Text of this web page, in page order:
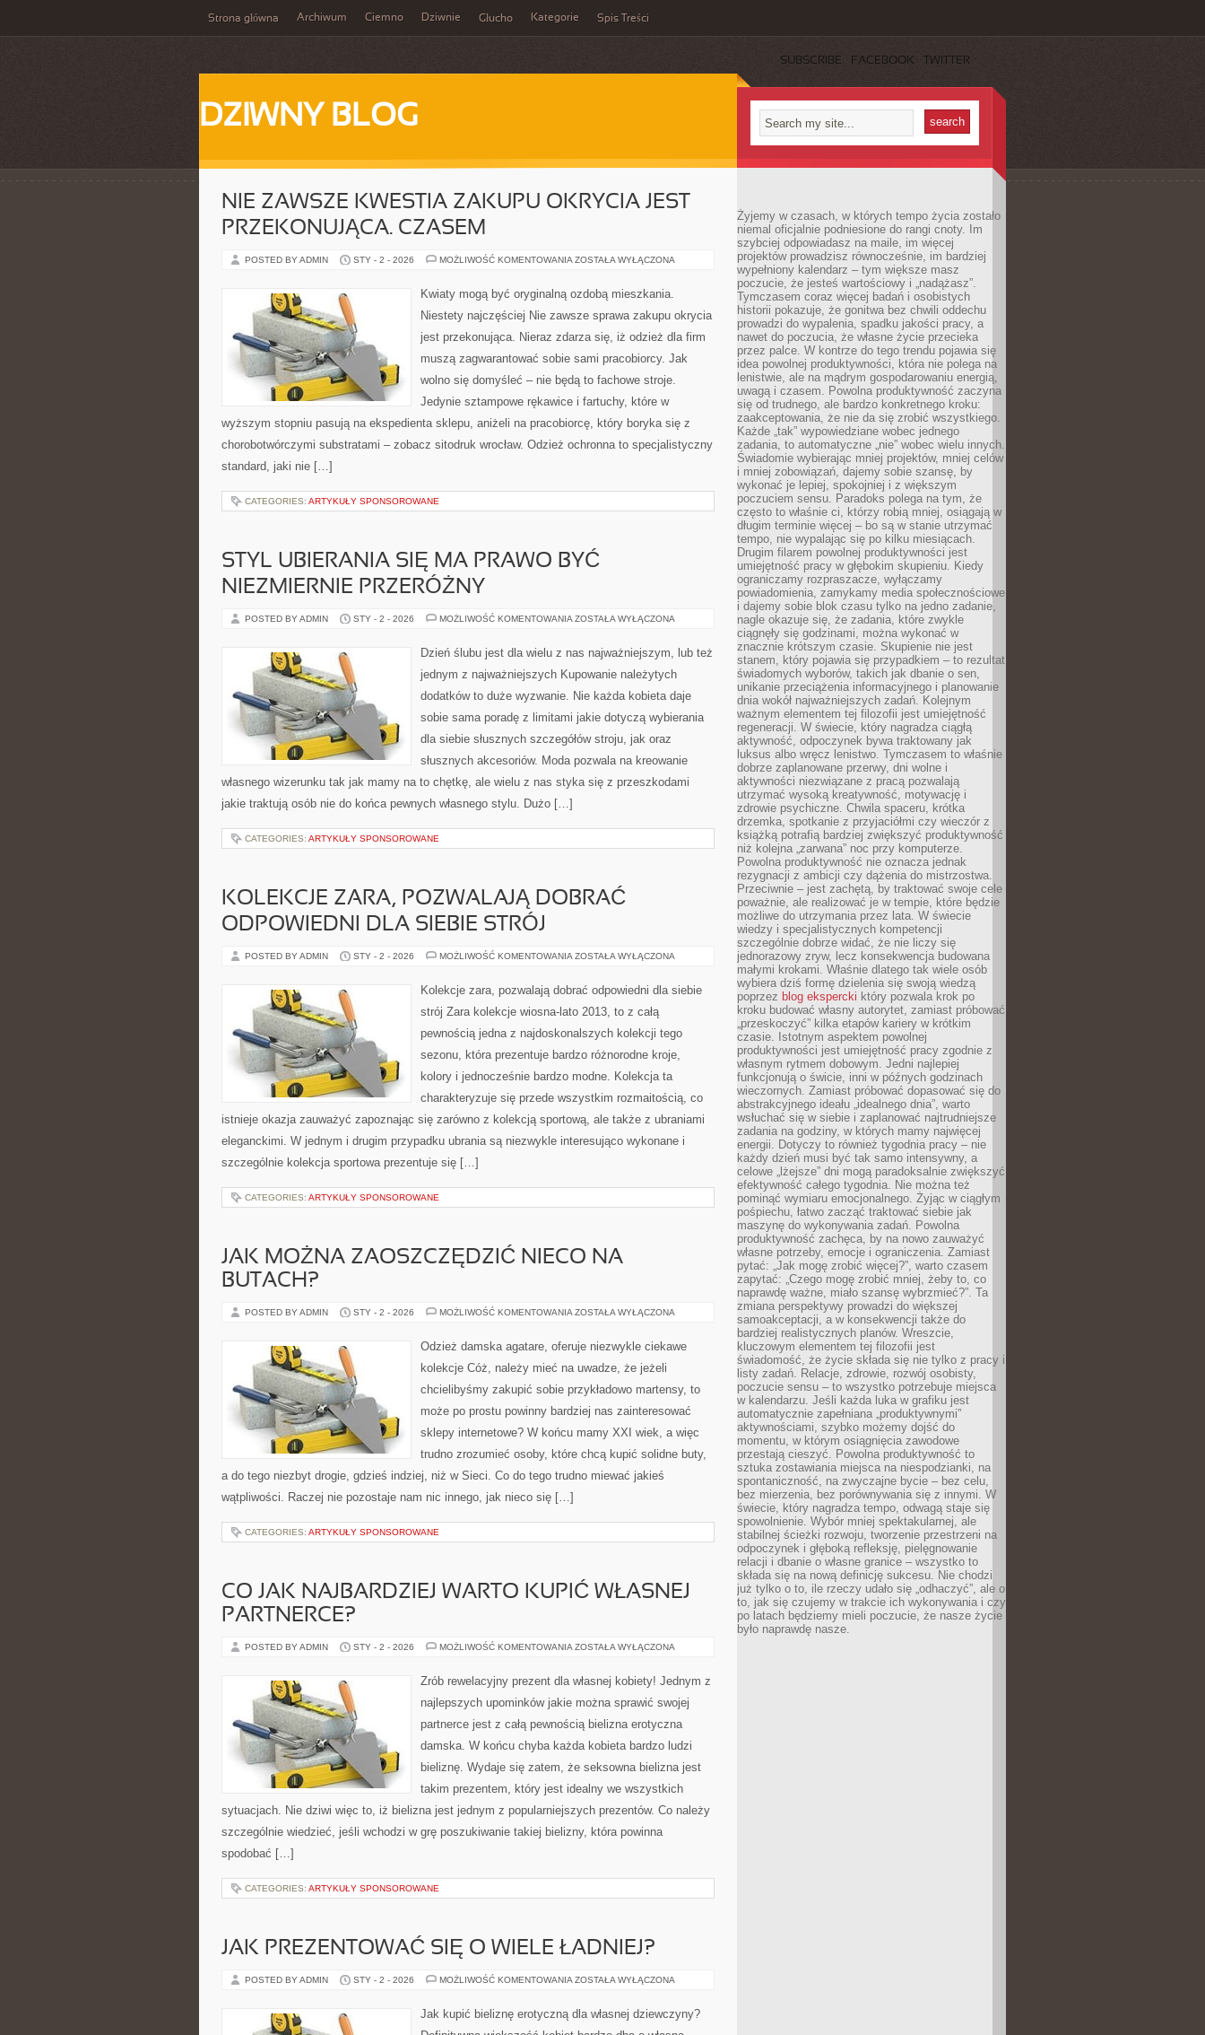
Strona główna Archiwum Ciemno Dziwnie Głucho Kategorie Spis Treści
SUBSCRIBE FACEBOOK TWITTER
DZIWNY BLOG
NIE ZAWSZE KWESTIA ZAKUPU OKRYCIA JEST
PRZEKONUJĄCA. CZASEM
POSTED BY ADMIN STY - 2 - 2026 MOŻLIWOŚĆ KOMENTOWANIA NIE
ZAKUPU
OKRYCIA
PRZEKONUJĄCA.
ZOSTAŁA WYŁĄCZONA
Kwiaty mogą być oryginalną ozdobą mieszkania.
Niestety najczęściej Nie zawsze sprawa zakupu okrycia
jest przekonująca. Nieraz zdarza się, iż odzież dla firm
muszą zagwarantować sobie sami pracobiorcy. Jak
wolno się domyśleć – nie będą to fachowe stroje.
Jedynie sztampowe rękawice i fartuchy, które w
wyższym stopniu pasują na ekspedienta sklepu, aniżeli na pracobiorcę, który boryka się z
chorobotwórczymi substratami – zobacz sitodruk wrocław. Odzież ochronna to specjalistyczny
standard, jaki nie […]
CATEGORIES: ARTYKUŁY SPONSOROWANE
STYL UBIERANIA SIĘ MA PRAWO BYĆ
NIEZMIERNIE PRZERÓŻNY
POSTED BY ADMIN STY - 2 - 2026 MOŻLIWOŚĆ KOMENTOWANIA STYL
PRAWO
NIEZMIERNIE
ZOSTAŁA WYŁĄCZONA
Dzień ślubu jest dla wielu z nas najważniejszym, lub też
jednym z najważniejszych Kupowanie należytych
dodatków to duże wyzwanie. Nie każda kobieta daje
sobie sama poradę z limitami jakie dotyczą wybierania
dla siebie słusznych szczegółów stroju, jak oraz
słusznych akcesoriów. Moda pozwala na kreowanie
własnego wizerunku tak jak mamy na to chętkę, ale wielu z nas styka się z przeszkodami
jakie traktują osób nie do końca pewnych własnego stylu. Dużo […]
CATEGORIES: ARTYKUŁY SPONSOROWANE
KOLEKCJE ZARA, POZWALAJĄ DOBRAĆ
ODPOWIEDNI DLA SIEBIE STRÓJ
POSTED BY ADMIN STY - 2 - 2026 MOŻLIWOŚĆ KOMENTOWANIA KOLEKCJE
DOBRAĆ
ODPOWIEDNI
SIEBIE
ZOSTAŁA WYŁĄCZONA
Kolekcje zara, pozwalają dobrać odpowiedni dla siebie
strój Zara kolekcje wiosna-lato 2013, to z całą
pewnością jedna z najdoskonalszych kolekcji tego
sezonu, która prezentuje bardzo różnorodne kroje,
kolory i jednocześnie bardzo modne. Kolekcja ta
charakteryzuje się przede wszystkim rozmaitością, co
istnieje okazja zauważyć zapoznając się zarówno z kolekcją sportową, ale także z ubraniami
eleganckimi. W jednym i drugim przypadku ubrania są niezwykle interesująco wykonane i
szczególnie kolekcja sportowa prezentuje się […]
CATEGORIES: ARTYKUŁY SPONSOROWANE
JAK MOŻNA ZAOSZCZĘDZIĆ NIECO NA
BUTACH?
POSTED BY ADMIN STY - 2 - 2026 MOŻLIWOŚĆ KOMENTOWANIA JAK
NIECO
NA
ZOSTAŁA WYŁĄCZONA
Odzież damska agatare, oferuje niezwykle ciekawe
kolekcje Cóż, należy mieć na uwadze, że jeżeli
chcielibyśmy zakupić sobie przykładowo martensy, to
może po prostu powinny bardziej nas zainteresować
sklepy internetowe? W końcu mamy XXI wiek, a więc
trudno zrozumieć osoby, które chcą kupić solidne buty,
a do tego niezbyt drogie, gdzieś indziej, niż w Sieci. Co do tego trudno miewać jakieś
wątpliwości. Raczej nie pozostaje nam nic innego, jak nieco się […]
CATEGORIES: ARTYKUŁY SPONSOROWANE
CO JAK NAJBARDZIEJ WARTO KUPIĆ WŁASNEJ
PARTNERCE?
POSTED BY ADMIN STY - 2 - 2026 MOŻLIWOŚĆ KOMENTOWANIA CO
WARTO
KUPIĆ
PARTNERCE?
ZOSTAŁA WYŁĄCZONA
Zrób rewelacyjny prezent dla własnej kobiety! Jednym z
najlepszych upominków jakie można sprawić swojej
partnerce jest z całą pewnością bielizna erotyczna
damska. W końcu chyba każda kobieta bardzo ludzi
bieliznę. Wydaje się zatem, że seksowna bielizna jest
takim prezentem, który jest idealny we wszystkich
sytuacjach. Nie dziwi więc to, iż bielizna jest jednym z popularniejszych prezentów. Co należy
szczególnie wiedzieć, jeśli wchodzi w grę poszukiwanie takiej bielizny, która powinna
spodobać […]
CATEGORIES: ARTYKUŁY SPONSOROWANE
JAK PREZENTOWAĆ SIĘ O WIELE ŁADNIEJ?
POSTED BY ADMIN STY - 2 - 2026 MOŻLIWOŚĆ KOMENTOWANIA JAK
O
WIELE
ZOSTAŁA WYŁĄCZONA
Jak kupić bieliznę erotyczną dla własnej dziewczyny?
Żyjemy w czasach, w których tempo życia zostało
niemal oficjalnie podniesione do rangi cnoty. Im
szybciej odpowiadasz na maile, im więcej
projektów prowadzisz równocześnie, im bardziej
wypełniony kalendarz – tym większe masz
poczucie, że jesteś wartościowy i „nadążasz”.
Tymczasem coraz więcej badań i osobistych
historii pokazuje, że gonitwa bez chwili oddechu
prowadzi do wypalenia, spadku jakości pracy, a
nawet do poczucia, że własne życie przecieka
przez palce. W kontrze do tego trendu pojawia się
idea powolnej produktywności, która nie polega na
lenistwie, ale na mądrym gospodarowaniu energią,
uwagą i czasem. Powolna produktywność zaczyna
się od trudnego, ale bardzo konkretnego kroku:
zaakceptowania, że nie da się zrobić wszystkiego.
Każde „tak” wypowiedziane wobec jednego
zadania, to automatyczne „nie” wobec wielu innych.
Świadomie wybierając mniej projektów, mniej celów
i mniej zobowiązań, dajemy sobie szansę, by
wykonać je lepiej, spokojniej i z większym
poczuciem sensu. Paradoks polega na tym, że
często to właśnie ci, którzy robią mniej, osiągają w
długim terminie więcej – bo są w stanie utrzymać
tempo, nie wypalając się po kilku miesiącach.
Drugim filarem powolnej produktywności jest
umiejętność pracy w głębokim skupieniu. Kiedy
ograniczamy rozpraszacze, wyłączamy
powiadomienia, zamykamy media społecznościowe
i dajemy sobie blok czasu tylko na jedno zadanie,
nagle okazuje się, że zadania, które zwykle
ciągnęły się godzinami, można wykonać w
znacznie krótszym czasie. Skupienie nie jest
stanem, który pojawia się przypadkiem – to rezultat
świadomych wyborów, takich jak dbanie o sen,
unikanie przeciążenia informacyjnego i planowanie
dnia wokół najważniejszych zadań. Kolejnym
ważnym elementem tej filozofii jest umiejętność
regeneracji. W świecie, który nagradza ciągłą
aktywność, odpoczynek bywa traktowany jak
luksus albo wręcz lenistwo. Tymczasem to właśnie
dobrze zaplanowane przerwy, dni wolne i
aktywności niezwiązane z pracą pozwalają
utrzymać wysoką kreatywność, motywację i
zdrowie psychiczne. Chwila spaceru, krótka
drzemka, spotkanie z przyjaciółmi czy wieczór z
książką potrafią bardziej zwiększyć produktywność
niż kolejna „zarwana” noc przy komputerze.
Powolna produktywność nie oznacza jednak
rezygnacji z ambicji czy dążenia do mistrzostwa.
Przeciwnie – jest zachętą, by traktować swoje cele
poważnie, ale realizować je w tempie, które będzie
możliwe do utrzymania przez lata. W świecie
wiedzy i specjalistycznych kompetencji
szczególnie dobrze widać, że nie liczy się
jednorazowy zryw, lecz konsekwencja budowana
małymi krokami. Właśnie dlatego tak wiele osób
wybiera dziś formę dzielenia się swoją wiedzą
poprzez blog ekspercki który pozwala krok po
kroku budować własny autorytet, zamiast próbować
„przeskoczyć” kilka etapów kariery w krótkim
czasie. Istotnym aspektem powolnej
produktywności jest umiejętność pracy zgodnie z
własnym rytmem dobowym. Jedni najlepiej
funkcjonują o świcie, inni w późnych godzinach
wieczornych. Zamiast próbować dopasować się do
abstrakcyjnego ideału „idealnego dnia”, warto
wsłuchać się w siebie i zaplanować najtrudniejsze
zadania na godziny, w których mamy najwięcej
energii. Dotyczy to również tygodnia pracy – nie
każdy dzień musi być tak samo intensywny, a
celowe „lżejsze” dni mogą paradoksalnie zwiększyć
efektywność całego tygodnia. Nie można też
pominąć wymiaru emocjonalnego. Żyjąc w ciągłym
pośpiechu, łatwo zacząć traktować siebie jak
maszynę do wykonywania zadań. Powolna
produktywność zachęca, by na nowo zauważyć
własne potrzeby, emocje i ograniczenia. Zamiast
pytać: „Jak mogę zrobić więcej?”, warto czasem
zapytać: „Czego mogę zrobić mniej, żeby to, co
naprawdę ważne, miało szansę wybrzmieć?”. Ta
zmiana perspektywy prowadzi do większej
samoakceptacji, a w konsekwencji także do
bardziej realistycznych planów. Wreszcie,
kluczowym elementem tej filozofii jest
świadomość, że życie składa się nie tylko z pracy i
listy zadań. Relacje, zdrowie, rozwój osobisty,
poczucie sensu – to wszystko potrzebuje miejsca
w kalendarzu. Jeśli każda luka w grafiku jest
automatycznie zapełniana „produktywnymi”
aktywnościami, szybko możemy dojść do
momentu, w którym osiągnięcia zawodowe
przestają cieszyć. Powolna produktywność to
sztuka zostawiania miejsca na niespodzianki, na
spontaniczność, na zwyczajne bycie – bez celu,
bez mierzenia, bez porównywania się z innymi. W
świecie, który nagradza tempo, odwagą staje się
spowolnienie. Wybór mniej spektakularnej, ale
stabilnej ścieżki rozwoju, tworzenie przestrzeni na
odpoczynek i głęboką refleksję, pielęgnowanie
relacji i dbanie o własne granice – wszystko to
składa się na nową definicję sukcesu. Nie chodzi
już tylko o to, ile rzeczy udało się „odhaczyć”, ale o
to, jak się czujemy w trakcie ich wykonywania i czy
po latach będziemy mieli poczucie, że nasze życie
było naprawdę nasze.